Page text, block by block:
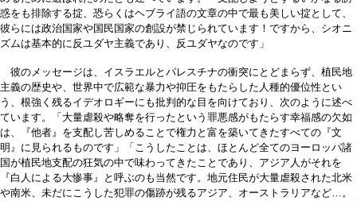
惑をも排除する掟、恐らくはヘブライ語の文章の中で最も美しい掟として、
彼らには政治国家や国民国家の創設が禁じられています！ですから、シオニ
ズムは基本的に反ユダヤ主義であり、反ユダヤなのです」
彼のメッセージは、イスラエルとパレスチナの衝突にとどまらず、植民地
主義の歴史や、世界中で広範な暴力や抑圧をもたらした人種的優位性とい
う、根強く残るイデオロギーにも批判的な目を向けており、次のように述べ
ています。「大量虐殺や略奪を行ったという罪悪感がもたらす幸福感の欠如
は、『他者』を支配し苦しめることで権力と富を築いてきたすべての『文
明』に見られるものです」「こうしたことは、ほとんど全てのヨーロッパ諸
国が植民地支配の狂気の中で味わってきたことであり、アジア人がそれを
『白人による大惨事』と呼ぶのも当然です。地元住民が大量虐殺された北米
や南米、未だにこうした犯罪の傷跡が残るアジア、オーストラリアなど…。